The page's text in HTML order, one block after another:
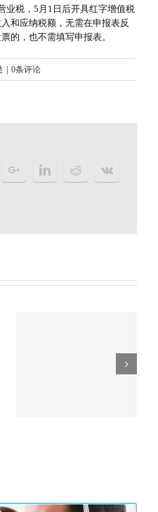
业税，5月1日后开具红字增值税
和应纳税额，无需在申报表反
的，也不需填写申报表。
0条评论